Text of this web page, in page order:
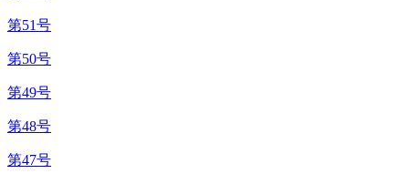
第51号
第50号
第49号
第48号
第47号